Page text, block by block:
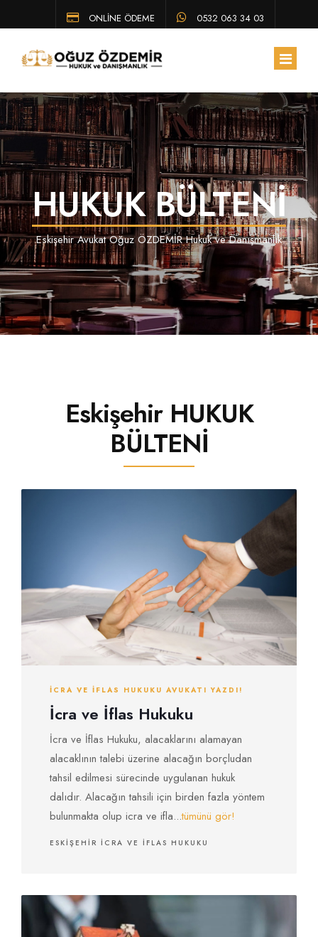
ONLİNE ÖDEME 0532 063 34 03
ANA SAYFA
HAKKIMIZDA
EKIBIMIZ
ÇALIŞMA ALANLARIMIZ
HUKUK BÜLTENI
SSS
İLETIŞIM
HUKUK BÜLTENİ
Eskişehir Avukat Oğuz ÖZDEMİR Hukuk ve Danışmanlık
Eskişehir HUKUK
BÜLTENİ
İCRA VE İFLAS HUKUKU AVUKATI YAZDI!
İcra ve İflas Hukuku
İcra ve İflas Hukuku, alacaklarını alamayan
alacaklının talebi üzerine alacağın borçludan
tahsil edilmesi sürecinde uygulanan hukuk
dalıdır. Alacağın tahsili için birden fazla yöntem
bulunmakta olup icra ve ifla...tümünü gör!
ESKIŞEHIR İCRA VE İFLAS HUKUKU